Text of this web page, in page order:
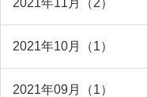
2021年10月（1）
2021年09月（1）